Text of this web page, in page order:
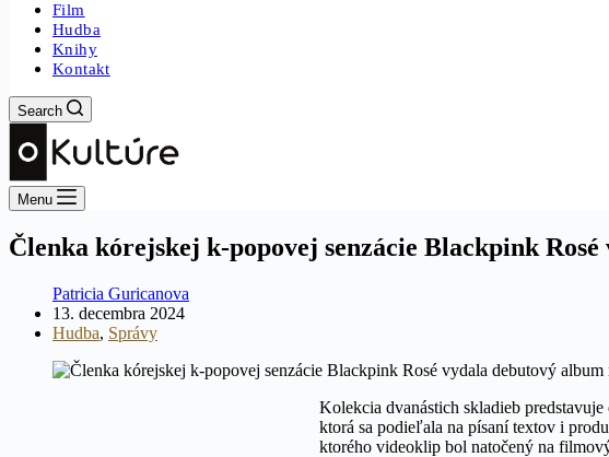
Film
Hudba
Knihy
Kontakt
Search
Menu
Členka kórejskej k-popovej senzácie Blackpink
Patricia Guricanova
13. decembra 2024
Hudba, Správy
Kolekcia dvanástich skladieb
ktorá sa podieľala na písaní textov i
ktorého videoklip bol natočený na